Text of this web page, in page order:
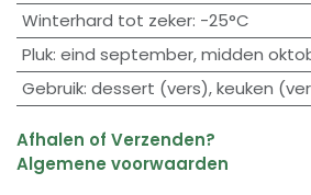
Winterhard tot zeker: -25°C
Pluk: eind september,midden
Gebruik: dessert (vers),keuken
Afhalen of Verzenden?
Algemene voorwaarden